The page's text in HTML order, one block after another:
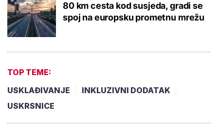
80 km cesta kod susjeda, gradi se
spoj na europsku prometnu mrežu
TOP TEME:
USKLAĐIVANJE
INKLUZIVNI DODATAK
USKRSNICE